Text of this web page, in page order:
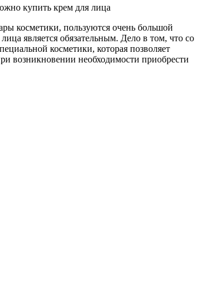
косметики, пользуются очень большой
является обязательным. Дело в том, что со
косметики, которая позволяет
возникновении необходимости приобрести